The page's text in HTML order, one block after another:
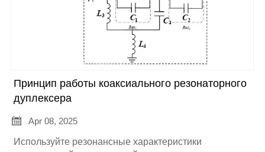
Принцип работы коаксиального резонаторного
дуплексера

Apr 08, 2025
Используйте резонансные характеристики